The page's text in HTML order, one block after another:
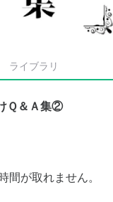
ライブラリ
Ｑ＆Ａ集②
間が取れません。